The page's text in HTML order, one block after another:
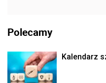
Polecamy
Kalendarz